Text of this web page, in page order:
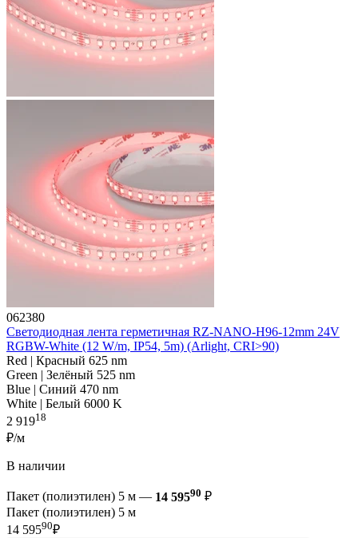
062380
Светодиодная лента герметичная RZ-NANO-H96-12mm 24V
RGBW-White (12 W/m, IP54, 5m) (Arlight, CRI>90)
Red | Красный 625 nm
Green | Зелёный 525 nm
Blue | Синий 470 nm
White | Белый 6000 K
2 91918
₽/м
В наличии
Пакет (полиэтилен) 5 м — 14 59590 ₽
Пакет (полиэтилен) 5 м
14 59590₽